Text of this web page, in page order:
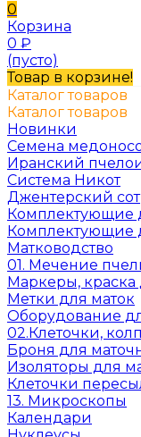
0
Корзина
0 ₽
(пусто)
Товар в корзине!
Каталог товаров
Каталог товаров
Новинки
Семена
Иранский
Система Никот
Джентерский сот
Комплектующие
Комплектующие
Матководство
01. Мечение
Маркеры, краска
Метки для маток
Оборудование
02.Клеточки,
Броня для
Изоляторы для
Клеточки
13. Микроскопы
Календари